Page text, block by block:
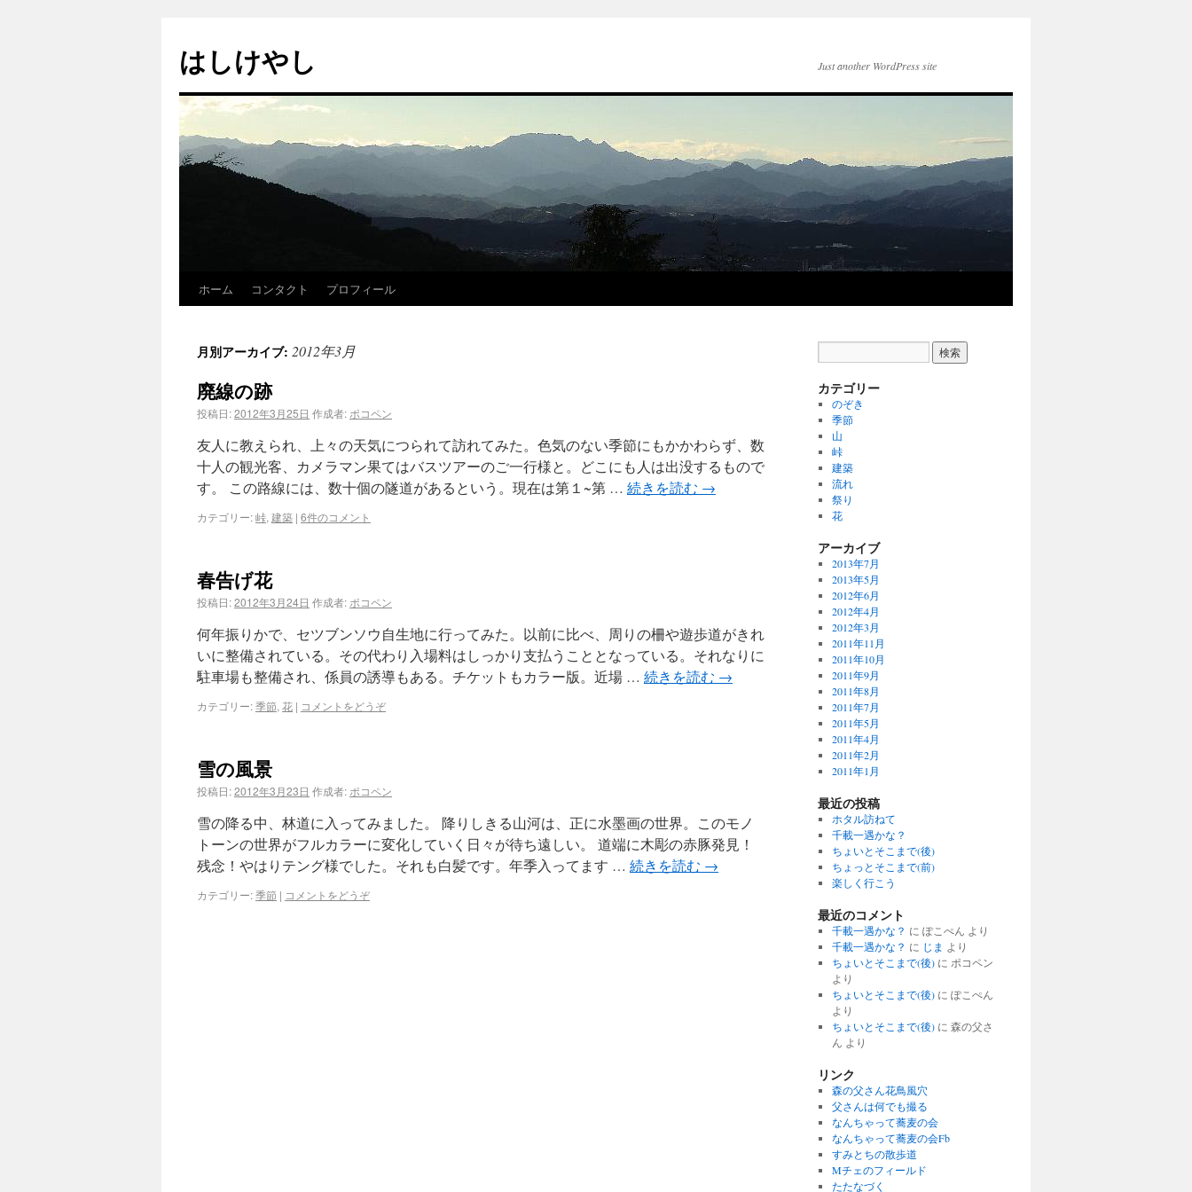
はしけやし Just another WordPress site
ホーム コンタクト プロフィール
月別アーカイブ: 2012年3月
廃線の跡
投稿日:2012年3月25日 作成者: ポコペン
友人に教えられ、上々の天気につられて訪れてみた。色気のない季節にもかかわらず、数
十人の観光客、カメラマン果てはバスツアーのご一行様と。どこにも人は出没するもので
す。 この路線には、数十個の隧道があるという。現在は第１~第 … 続きを読む →
カテゴリー:峠, 建築 | 6件のコメント
春告げ花
投稿日:2012年3月24日 作成者: ポコペン
何年振りかで、セツブンソウ自生地に行ってみた。以前に比べ、周りの柵や遊歩道がきれ
いに整備されている。その代わり入場料はしっかり支払うこととなっている。それなりに
駐車場も整備され、係員の誘導もある。チケットもカラー版。近場 … 続きを読む →
カテゴリー:季節, 花 | コメントをどうぞ
雪の風景
投稿日:2012年3月23日 作成者: ポコペン
雪の降る中、林道に入ってみました。 降りしきる山河は、正に水墨画の世界。このモノ
トーンの世界がフルカラーに変化していく日々が待ち遠しい。 道端に木彫の赤豚発見！
残念！やはりテング様でした。それも白髪です。年季入ってます … 続きを読む →
カテゴリー:季節 | コメントをどうぞ
カテゴリー
のぞき
季節
山
峠
建築
流れ
祭り
花
アーカイブ
2013年7月
2013年5月
2012年6月
2012年4月
2012年3月
2011年11月
2011年10月
2011年9月
2011年8月
2011年7月
2011年5月
2011年4月
2011年2月
2011年1月
最近の投稿
ホタル訪ねて
千載一遇かな？
ちょいとそこまで(後)
ちょっとそこまで(前)
楽しく行こう
最近のコメント
千載一遇かな？ に ぽこぺん より
千載一遇かな？ に じま より
ちょいとそこまで(後)に ポコペン
より
ちょいとそこまで(後)に ぽこぺん
より
ちょいとそこまで(後)に 森の父さ
ん より
リンク
森の父さん花鳥風穴
父さんは何でも撮る
なんちゃって蕎麦の会
なんちゃって蕎麦の会Fb
すみとちの散歩道
Mチェのフィールド
たたなづく